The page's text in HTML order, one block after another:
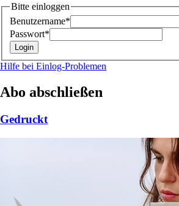
Bitte einloggen
Benutzername*
Passwort*
Hilfe bei Einlog-Problemen
Abo abschließen
Gedruckt